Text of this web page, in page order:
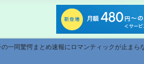
一同驚愕まとめ速報にロマンティックが止ま